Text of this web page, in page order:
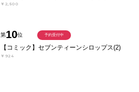
￥2,500
第10位
【コミック】セブンティーンシロップス(2)
￥924
予約受付中